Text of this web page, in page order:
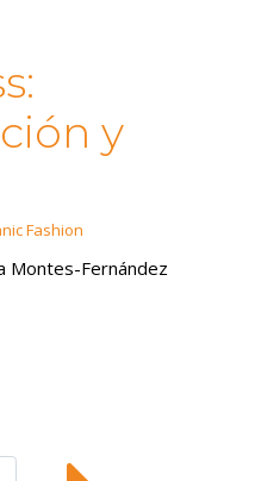
y
Fashion
Montes-Fernández